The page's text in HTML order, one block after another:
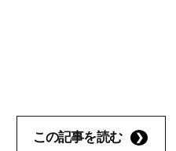
この記事を読む